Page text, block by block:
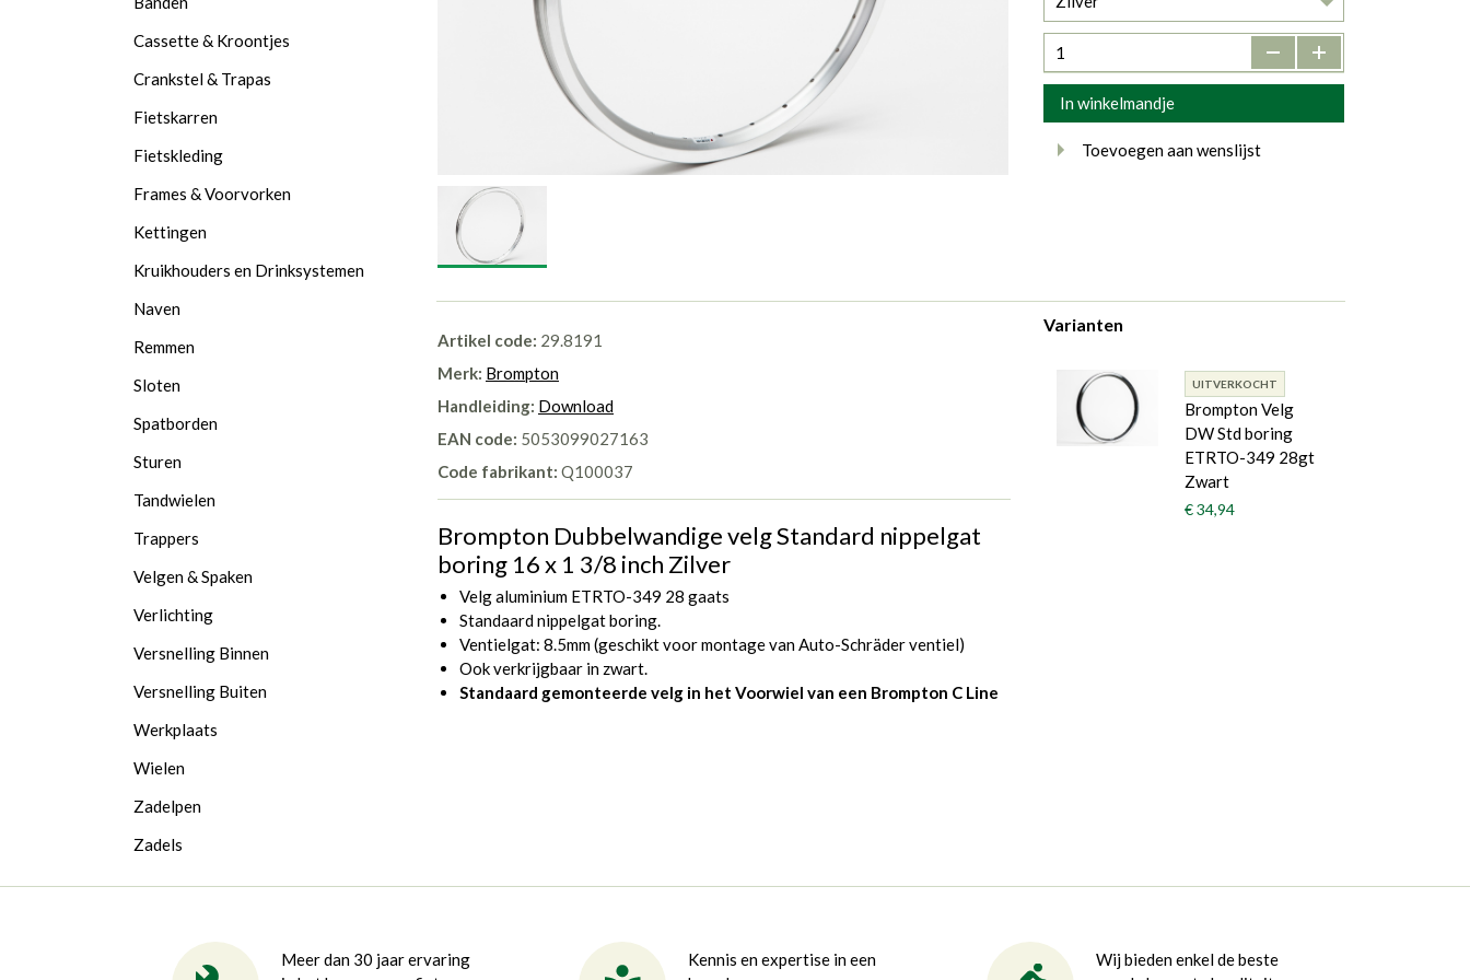
- +
In winkelmandje
Toevoegen aan wenslijst
Artikel code: 29.8191
Merk: Brompton
Handleiding: Download
EAN code: 5053099027163
Code fabrikant: Q100037
Brompton Dubbelwandige velg Standard nippelgat
boring 16 x 1 3/8 inch Zilver
Velg aluminium ETRTO-349 28 gaats
Standaard nippelgat boring.
Ventielgat: 8.5mm (geschikt voor montage van Auto-Schräder ventiel)
Ook verkrijgbaar in zwart.
Standaard gemonteerde velg in het Voorwiel van een Brompton C Line
Varianten
UITVERKOCHT
Brompton Velg
DW Std boring
ETRTO-349 28gt
Zwart
€ 34,94
Cassette & Kroontjes
Crankstel & Trapas
Fietskarren
Fietskleding
Frames & Voorvorken
Kettingen
Kruikhouders en Drinksystemen
Naven
Remmen
Sloten
Spatborden
Sturen
Tandwielen
Trappers
Velgen & Spaken
Verlichting
Versnelling Binnen
Versnelling Buiten
Werkplaats
Wielen
Zadelpen
Zadels
Meer dan 30 jaar ervaring
Kennis en expertise in een
Wij bieden enkel de beste